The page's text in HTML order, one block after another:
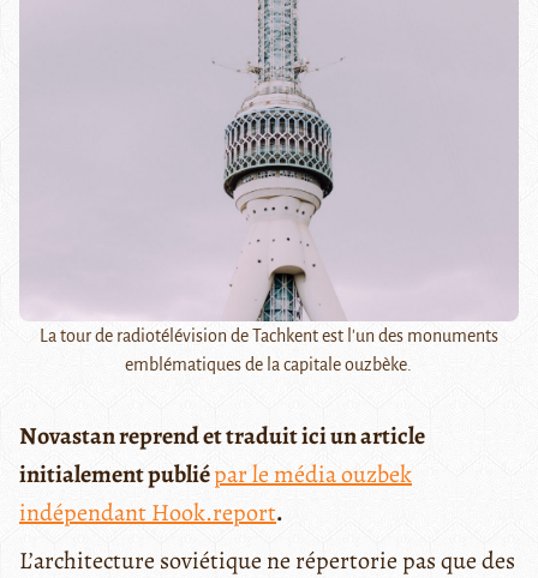
La tour de radiotélévision de Tachkent est l'un des monuments
emblématiques de la capitale ouzbèke.
Novastan reprend et traduit ici un article
initialement publiépar le média ouzbek
indépendant Hook.report.
L’architecture soviétique ne répertorie pas que des